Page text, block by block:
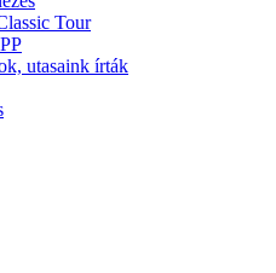
Tour
utasaink írták